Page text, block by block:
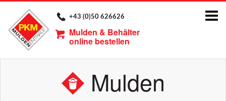
+43 (0)50 626626
Mulden & Behälter
online bestellen
Mulden